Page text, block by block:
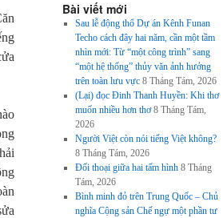
Bài viết mới
Sau lễ động thổ Dự án Kênh Funan
Techo cách đây hai năm, cần một tầm
nhìn mới: Từ “một công trình” sang
“một hệ thống” thủy văn ảnh hưởng
trên toàn lưu vực 8 Tháng Tám, 2026
(Lại) đọc Đinh Thanh Huyền: Khi thơ
muốn nhiều hơn thơ 8 Tháng Tám,
2026
Người Việt còn nói tiếng Việt không?
8 Tháng Tám, 2026
Đối thoại giữa hai tấm hình 8 Tháng
Tám, 2026
Bình minh đỏ trên Trung Quốc – Chủ
nghĩa Cộng sản Chế ngự một phần tư